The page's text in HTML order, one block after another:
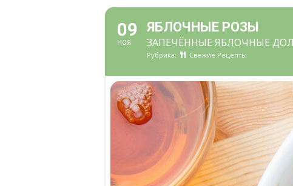
09
НОЯ
ЯБЛОЧНЫЕ РОЗЫ
ЗАПЕЧЁННЫЕ ЯБЛОЧНЫЕ
Рубрика: Свежие Рецепты